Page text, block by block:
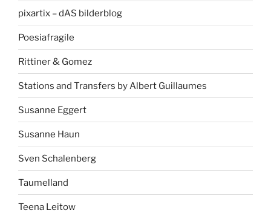
pixartix – dAS bilderblog
Poesiafragile
Rittiner & Gomez
Stations and Transfers by Albert Guillaumes
Susanne Eggert
Susanne Haun
Sven Schalenberg
Taumelland
Teena Leitow